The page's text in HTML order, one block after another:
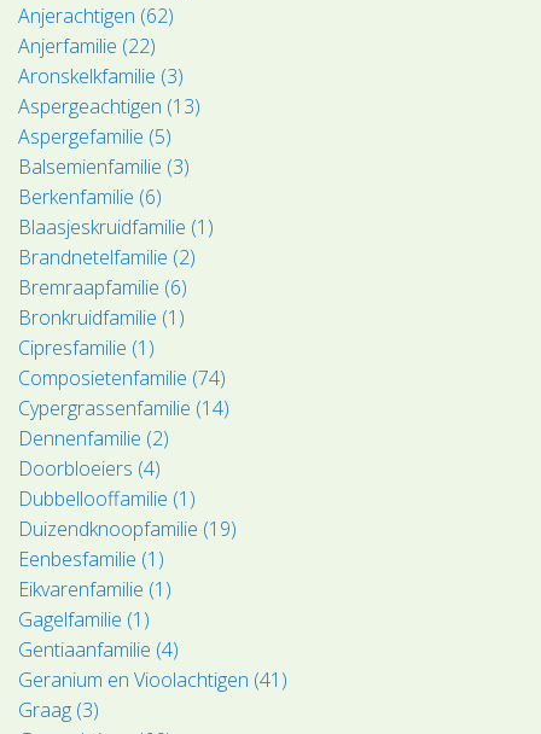
Anjerachtigen (62)
Anjerfamilie (22)
Aronskelkfamilie (3)
Aspergeachtigen (13)
Aspergefamilie (5)
Balsemienfamilie (3)
Berkenfamilie (6)
Blaasjeskruidfamilie (1)
Brandnetelfamilie (2)
Bremraapfamilie (6)
Bronkruidfamilie (1)
Cipresfamilie (1)
Composietenfamilie (74)
Cypergrassenfamilie (14)
Dennenfamilie (2)
Doorbloeiers (4)
Dubbellooffamilie (1)
Duizendknoopfamilie (19)
Eenbesfamilie (1)
Eikvarenfamilie (1)
Gagelfamilie (1)
Gentiaanfamilie (4)
Geranium en Vioolachtigen (41)
Graag (3)